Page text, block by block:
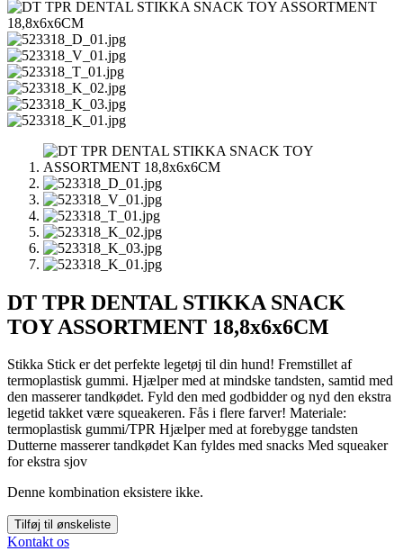
DT TPR DENTAL STIKKA SNACK
TOY ASSORTMENT 18,8x6x6CM
Stikka Stick er det perfekte legetøj til din hund! Fremstillet af
termoplastisk gummi. Hjælper med at mindske tandsten, samtid med
den masserer tandkødet. Fyld den med godbidder og nyd den ekstra
legetid takket være squeakeren. Fås i flere farver! Materiale:
termoplastisk gummi/TPR Hjælper med at forebygge tandsten
Dutterne masserer tandkødet Kan fyldes med snacks Med squeaker
for ekstra sjov
Denne kombination eksistere ikke.
Tilføj til ønskeliste
Kontakt os